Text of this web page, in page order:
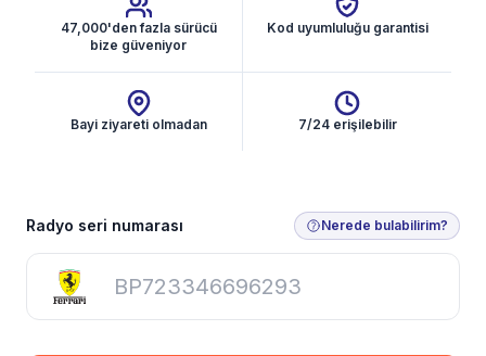
47,000'den fazla sürücü
bize güveniyor
Kod uyumluluğu garantisi
Bayi ziyareti olmadan 7/24 erişilebilir
Radyo Kodunu Al
Radyo seri numarası Nerede bulabilirim?